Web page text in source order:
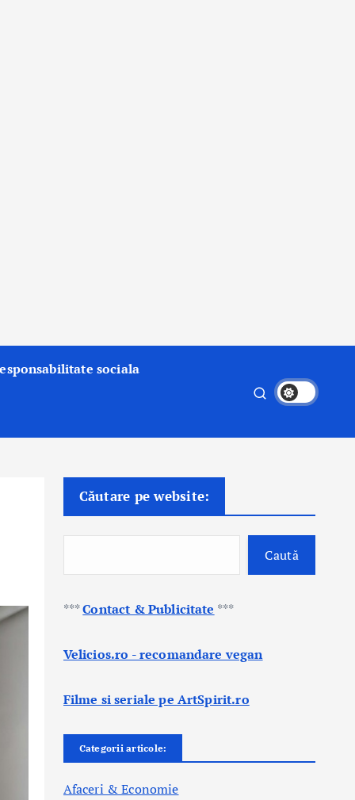
sociala
Căutare pe website:
Caută
***Contact & Publicitate ***
Velicios.ro - recomandare vegan
Filme si seriale pe ArtSpirit.ro
Categorii articole:
Afaceri & Economie